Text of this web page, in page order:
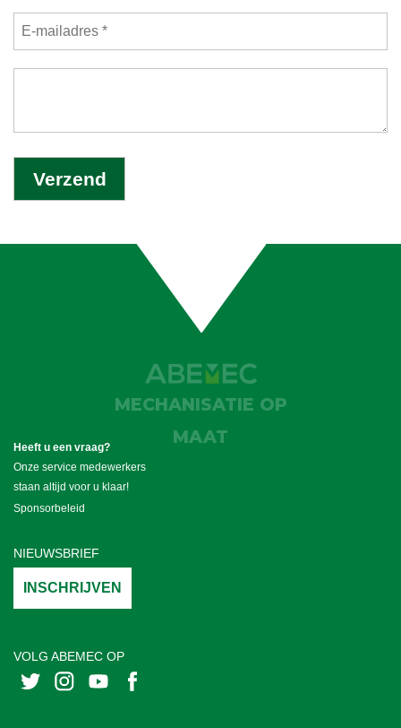
MECHANISATIE OP
MAAT
Heeft u een vraag?
Onze service medewerkers
staan altijd voor u klaar!
Sponsorbeleid
NIEUWSBRIEF
INSCHRIJVEN
VOLG ABEMEC OP